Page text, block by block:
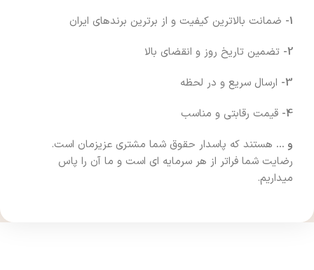
1- ضمانت بالاترین کیفیت و از برترین برندهای ایران
2- تضمین تاریخ روز و انقضای بالا
3- ارسال سریع و در لحظه
4- قیمت رقابتی و مناسب
و … هستند که پاسدار حقوق شما مشتری عزیزمان است.
رضایت شما فراتر از هر سرمایه ای است و ما آن را پاس
میداریم.